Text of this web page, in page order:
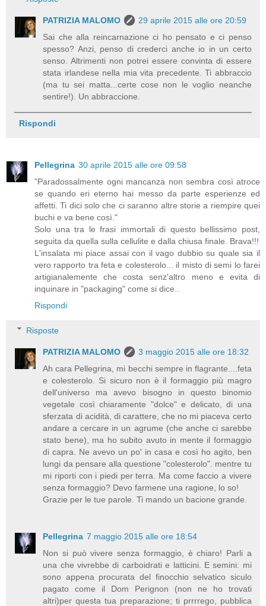
PATRIZIA MALOMO
29 aprile 2015 alle ore 20:59
Sai che alla reincarnazione ci ho pensato e ci penso
spesso? Anzi, penso di crederci anche io in un certo
senso. Altrimenti non potrei essere convinta di essere
stata irlandese nella mia vita precedente. Ti abbraccio
(ma tu sei matta...certe cose non le voglio neanche
sentire!). Un abbraccione.
Rispondi
Pellegrina 30 aprile 2015 alle ore 09:58
"Paradossalmente ogni mancanza non sembra così atroce
se quando eri eterno hai messo da parte esperienze ed
affetti. Ti dici solo che ci saranno altre storie a riempire quei
buchi e va bene così."
Solo una tra le frasi immortali di questo bellissimo post,
seguita da quella sulla cellulite e dalla chiusa finale. Brava!!!
L'insalata mi piace assai con il vago dubbio su quale sia il
vero rapporto tra feta e colesterolo... il misto di semi lo farei
artigianalemente che costa senz'altro meno e evita di
inquinare in "packaging" come si dice..
Rispondi
Risposte
PATRIZIA MALOMO
3 maggio 2015 alle ore 18:32
Ah cara Pellegrina, mi becchi sempre in flagrante....feta
e colesterolo. Si sicuro non è il formaggio più magro
dell'universo ma avevo bisogno in questo binomio
vegetale così chiaramente "dolce" e delicato, di una
sferzata di acidità, di carattere, che no mi piaceva certo
andare a cercare in un agrume (che anche ci sarebbe
stato bene), ma ho subito avuto in mente il formaggio
di capra. Ne avevo un po' in casa e così ho agito, ben
lungi da pensare alla questione "colesterolo". mentre tu
mi riporti con i piedi per terra. Ma come faccio a vivere
senza formaggio? Devo farmene una ragione, lo so!
Grazie per le tue parole. Ti mando un bacione grande.
Pellegrina 7 maggio 2015 alle ore 18:54
Non si può vivere senza formaggio, è chiaro! Parli a
una che vivrebbe di carboidrati e latticini. E semini: mi
sono appena procurata del finocchio selvatico siculo
pagato come il Dom Perignon (non ne ho trovati
altri)per questa tua preparazione; ti prrrrego, pubblica